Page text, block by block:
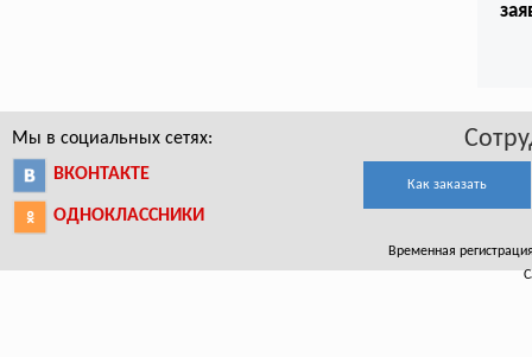
Мы в социальных сетях:
ВКОНТАКТЕ
ОДНОКЛАССНИКИ
Как заказать
Временная